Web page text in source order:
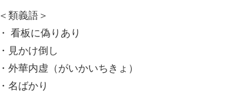
＜類義語＞
・ 看板に偽りあり
・見かけ倒し
・外華内虚（がいかいちきょ）
・名ばかり